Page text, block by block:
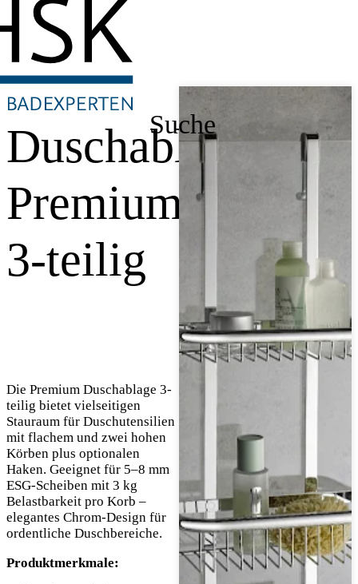
Suche
Duschablage
Premium,
3-teilig
Die Premium Duschablage 3-
teilig bietet vielseitigen
Stauraum für Duschutensilien
mit flachem und zwei hohen
Körben plus optionalen
Haken. Geeignet für 5–8 mm
ESG-Scheiben mit 3 kg
Belastbarkeit pro Korb –
elegantes Chrom-Design für
ordentliche Duschbereiche.
Produktmerkmale: